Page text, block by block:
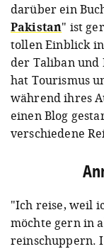
darüber ein
Pakistan" ist
tollen Einblick
der Taliban und
hat Tourismus
während ihres
einen Blog
verschiedene
"Ich reise, weil
möchte gern in
reinschuppern.